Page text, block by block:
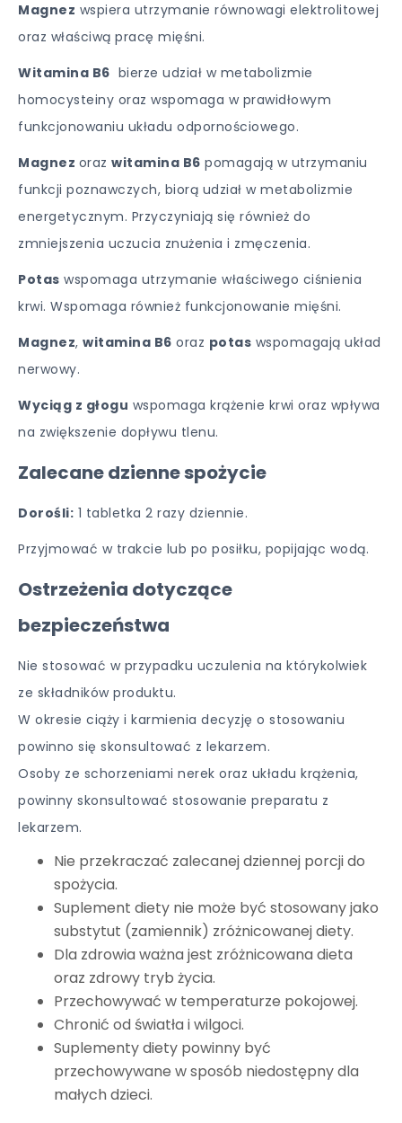
Magnez wspiera utrzymanie równowagi elektrolitowej
oraz właściwą pracę mięśni.
Witamina B6 bierze udział w metabolizmie
homocysteiny oraz wspomaga w prawidłowym
funkcjonowaniu układu odpornościowego.
Magnez oraz witamina B6 pomagają w utrzymaniu
funkcji poznawczych, biorą udział w metabolizmie
energetycznym. Przyczyniają się również do
zmniejszenia uczucia znużenia i zmęczenia.
Potas wspomaga utrzymanie właściwego ciśnienia
krwi. Wspomaga również funkcjonowanie mięśni.
Magnez, witamina B6 oraz potas wspomagają układ
nerwowy.
Wyciąg z głogu wspomaga krążenie krwi oraz wpływa
na zwiększenie dopływu tlenu.
Zalecane dzienne spożycie
Dorośli: 1 tabletka 2 razy dziennie.
Przyjmować w trakcie lub po posiłku, popijając wodą.
Ostrzeżenia dotyczące
bezpieczeństwa
Nie stosować w przypadku uczulenia na którykolwiek
ze składników produktu.
W okresie ciąży i karmienia decyzję o stosowaniu
powinno się skonsultować z lekarzem.
Osoby ze schorzeniami nerek oraz układu krążenia,
powinny skonsultować stosowanie preparatu z
lekarzem.
Nie przekraczać zalecanej dziennej porcji do
spożycia.
Suplement diety nie może być stosowany jako
substytut (zamiennik) zróżnicowanej diety.
Dla zdrowia ważna jest zróżnicowana dieta
oraz zdrowy tryb życia.
Przechowywać w temperaturze pokojowej.
Chronić od światła i wilgoci.
Suplementy diety powinny być
przechowywane w sposób niedostępny dla
małych dzieci.